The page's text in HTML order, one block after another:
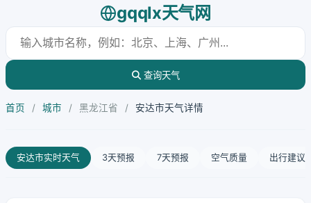
gqqlx天气网
查询天气
首页 / 城市 / 黑龙江省 / 安达市天气详情
安达市实时天气 3天预报 7天预报 空气质量 出行建议